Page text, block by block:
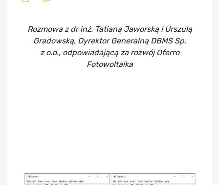
Rozmowa z dr inż. Tatianą Jaworską i Urszulą
Gradowską, Dyrektor Generalną DBMS Sp.
z o.o., odpowiadającą za rozwój Oferro
Fotowoltaika